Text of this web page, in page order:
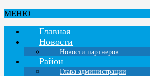
МЕНЮ
Главная
Новости
Новости партнеров
Район
Глава администрации